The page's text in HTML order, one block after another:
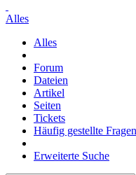
Alles
Alles
Forum
Dateien
Artikel
Seiten
Tickets
Häufig gestellte Fragen
Erweiterte Suche